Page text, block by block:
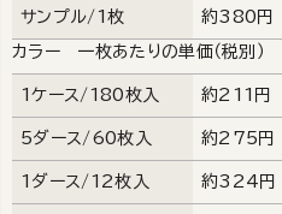
サンプル/1枚 約380円
カラー 一枚あたりの単価（税別）
1ケース/180枚入 約211円
5ダース/60枚入 約275円
1ダース/12枚入 約324円